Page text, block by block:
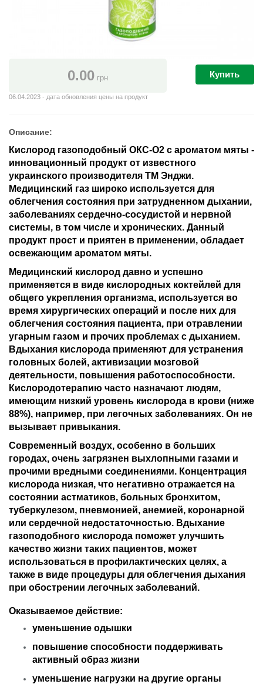
0.00грн
06.04.2023 - дата обновления цены на продукт
Купить
Описание:
Кислород газоподобный ОКС-О2 с ароматом мяты -
инновационный продукт от известного
украинского производителя ТМ Энджи.
Медицинский газ широко используется для
облегчения состояния при затрудненном дыхании,
заболеваниях сердечно-сосудистой и нервной
системы, в том числе и хронических. Данный
продукт прост и приятен в применении, обладает
освежающим ароматом мяты.
Медицинский кислород давно и успешно
применяется в виде кислородных коктейлей для
общего укрепления организма, используется во
время хирургических операций и после них для
облегчения состояния пациента, при отравлении
угарным газом и прочих проблемах с дыханием.
Вдыхания кислорода применяют для устранения
головных болей, активизации мозговой
деятельности, повышения работоспособности.
Кислородотерапию часто назначают людям,
имеющим низкий уровень кислорода в крови (ниже
88%), например, при легочных заболеваниях. Он не
вызывает привыкания.
Современный воздух, особенно в больших
городах, очень загрязнен выхлопными газами и
прочими вредными соединениями. Концентрация
кислорода низкая, что негативно отражается на
состоянии астматиков, больных бронхитом,
туберкулезом, пневмонией, анемией, коронарной
или сердечной недостаточностью. Вдыхание
газоподобного кислорода поможет улучшить
качество жизни таких пациентов, может
использоваться в профилактических целях, а
также в виде процедуры для облегчения дыхания
при обострении легочных заболеваний.
Оказываемое действие:
уменьшение одышки
повышение способности поддерживать
активный образ жизни
уменьшение нагрузки на другие органы